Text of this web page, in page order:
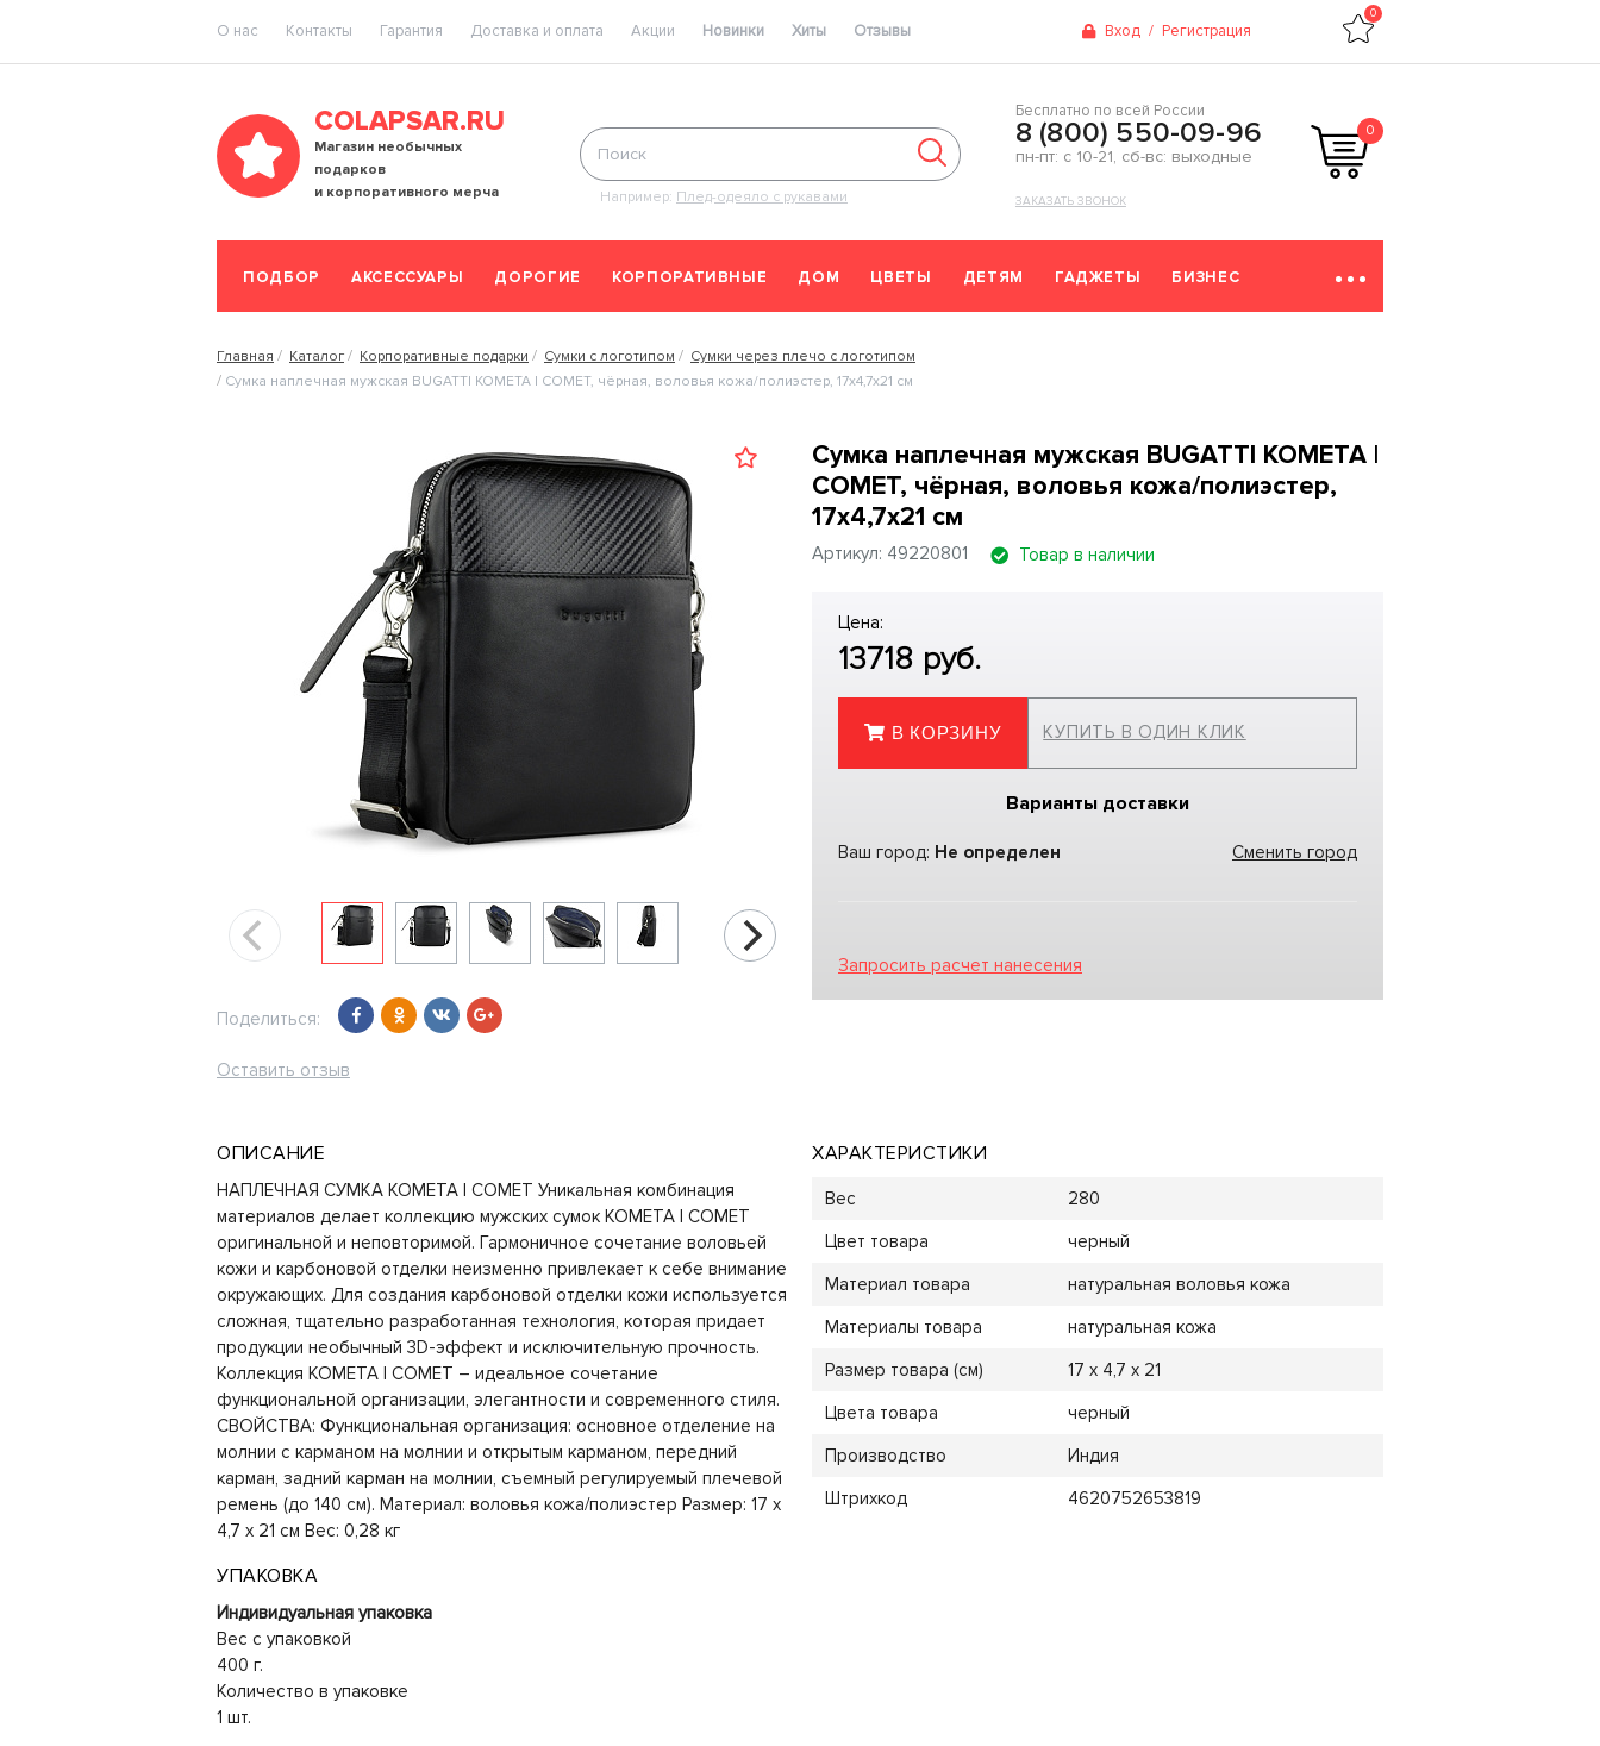
O нас Контакты Гарантия Доставка и оплата Акции Новинки Хиты Отзывы Вход / Регистрация
0
COLAPSAR.RU
Магазин необычных
подарков
и корпоративного мерча
Например: Плед-одеяло с рукавами
Бесплатно по всей России
8 (800) 550-09-96
пн-пт: с 10-21, сб-вс: выходные
ЗАКАЗАТЬ ЗВОНОК
0
ПОДБОР АКСЕССУАРЫ ДОРОГИЕ КОРПОРАТИВНЫЕ ДОМ ЦВЕТЫ ДЕТЯМ ГАДЖЕТЫ БИЗНЕС
Главная Каталог Корпоративные подарки Сумки с логотипом
Сумки через плечо с логотипом
Сумка наплечная мужская BUGATTI КОМЕТА | COMET, чёрная, воловья кожа/полиэстер, 17х4,7х21 см
Поделиться:
Оставить отзыв
Сумка наплечная мужская BUGATTI КОМЕТА |
COMET, чёрная, воловья кожа/полиэстер,
17х4,7х21 см
Артикул: 49220801 Товар в наличии
Цена:
13718 руб.
В КОРЗИНУ КУПИТЬ В ОДИН КЛИК
Варианты доставки
Ваш город: Не определен Сменить город
Запросить расчет нанесения
ОПИСАНИЕ
НАПЛЕЧНАЯ СУМКА КОМЕТА | COMET Уникальная комбинация
материалов делает коллекцию мужских сумок КОМЕТА | COMET
оригинальной и неповторимой. Гармоничное сочетание воловьей
кожи и карбоновой отделки неизменно привлекает к себе внимание
окружающих. Для создания карбоновой отделки кожи используется
сложная, тщательно разработанная технология, которая придает
продукции необычный 3D-эффект и исключительную прочность.
Коллекция КОМЕТА | COMET – идеальное сочетание
функциональной организации, элегантности и современного стиля.
СВОЙСТВА: Функциональная организация: основное отделение на
молнии с карманом на молнии и открытым карманом, передний
карман, задний карман на молнии, съемный регулируемый плечевой
ремень (до 140 см). Материал: воловья кожа/полиэстер Размер: 17 х
4,7 х 21 см Вес: 0,28 кг
ХАРАКТЕРИСТИКИ
Вес
280
Цвет товара
черный
Материал товара
натуральная воловья кожа
Материалы товара
натуральная кожа
Размер товара (см)
17 х 4,7 х 21
Цвета товара
черный
Производство
Индия
Штрихкод
4620752653819
УПАКОВКА
Индивидуальная упаковка
Вес с упаковкой
400 г.
Количество в упаковке
1 шт.